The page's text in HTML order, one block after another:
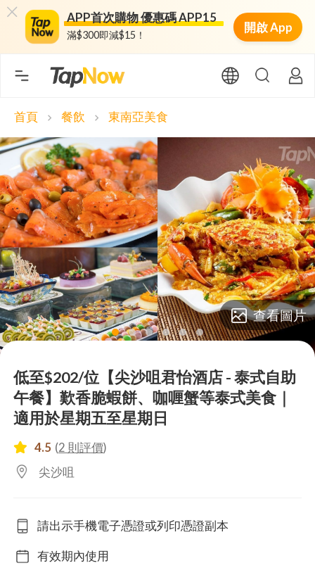
APP首次購物 優惠碼 APP15
滿$300即減$15！
開啟 App
首頁 chevron_right 餐飲 chevron_right 東南亞美食
lens lens lens lens lens lens
查看圖片
低至$202/位【尖沙咀君怡酒店 - 泰式自助
午餐】歎香脆蝦餅、咖喱蟹等泰式美食｜
適用於星期五至星期日
4.5 (2 則評價)
尖沙咀
請出示手機電子憑證或列印憑證副本
有效期內使用